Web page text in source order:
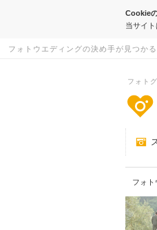
Cookie
当サイ
フォトウエディングの決め手が見つか
フォト
フォト